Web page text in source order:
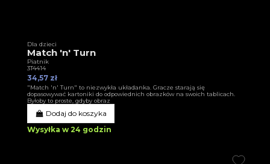
Dla dzieci
Match 'n' Turn
Piatnik
3T4414
34,57 zł
"Match 'n' Turn" to niezwykła układanka. Gracze starają się
dopasowywać kartoniki do odpowiednich obrazków na swoich tablicach.
Byłoby to proste, gdyby obraz
Dodaj do koszyka
Wysyłka w 24 godzin